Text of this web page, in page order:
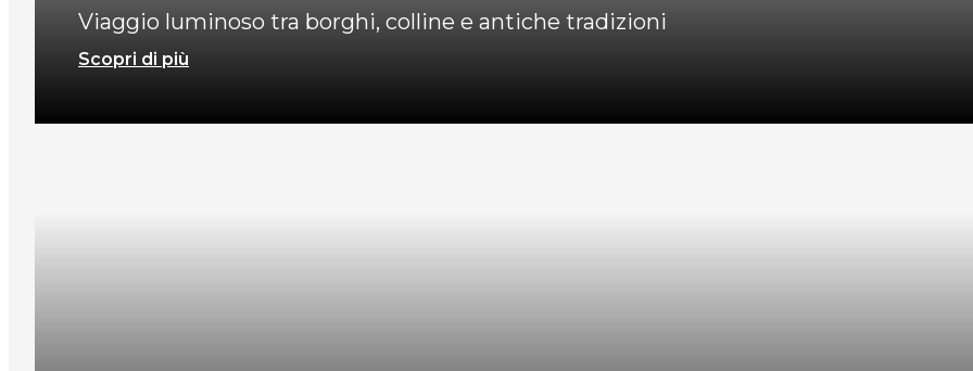
Viaggio luminoso tra borghi, colline e antiche tradizioni
Scopri di più